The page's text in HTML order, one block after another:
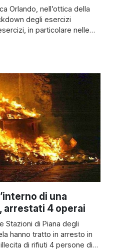
Orlando, nell’ottica della
degli esercizi
in particolare nelle
e al fine di garantire il
10/2021) che […]
di una
arrestati 4 operai
Stazioni di Piana degli
hanno tratto in arresto in
di rifiuti 4 persone di